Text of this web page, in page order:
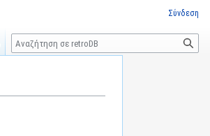
Σύνδεση
Αναζήτηση